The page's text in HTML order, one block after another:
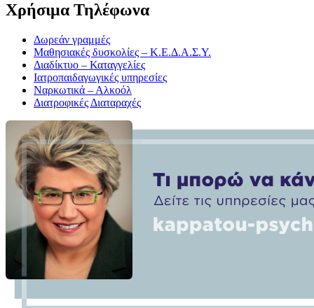
Χρήσιμα Τηλέφωνα
Δωρεάν γραμμές
Μαθησιακές δυσκολίες – Κ.Ε.Δ.Α.Σ.Υ.
Διαδίκτυο – Καταγγελίες
Ιατροπαιδαγωγικές υπηρεσίες
Ναρκωτικά – Αλκοόλ
Διατροφικές Διαταραχές